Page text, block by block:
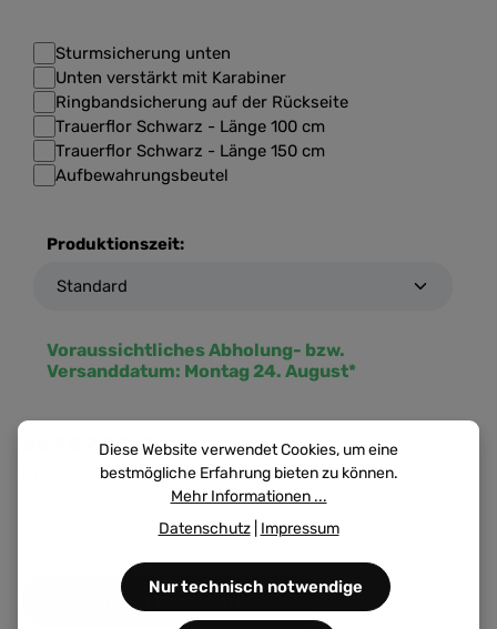
Sturmsicherung unten
Unten verstärkt mit Karabiner
Ringbandsicherung auf der Rückseite
Trauerflor Schwarz - Länge 100 cm
Trauerflor Schwarz - Länge 150 cm
Aufbewahrungsbeutel
Produktionszeit:
Voraussichtliches Abholung- bzw.
Versanddatum: Montag 24. August*
Produkt Anzahl: Gib den gewünschten Wert ein
In den Warenkorb
149,90 €
Preise inkl. MwSt. zzgl. Versandkosten
Diese Website verwendet Cookies, um eine
bestmögliche Erfahrung bieten zu können.
Mehr Informationen ...
Datenschutz| Impressum
Nur technisch notwendige